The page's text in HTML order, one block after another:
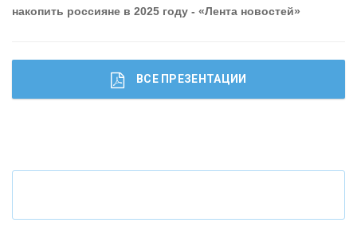
Что будет с наличными деньгами при цифровом
накопить россияне в 2025 году - «Лента новостей»
ВСЕ ПРЕЗЕНТАЦИИ